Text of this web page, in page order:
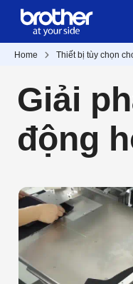
Home Thiết bị tùy chọn
Giải
động